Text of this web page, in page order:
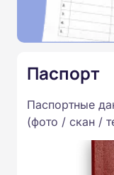
Паспорт
Паспортные
(фото / скан /